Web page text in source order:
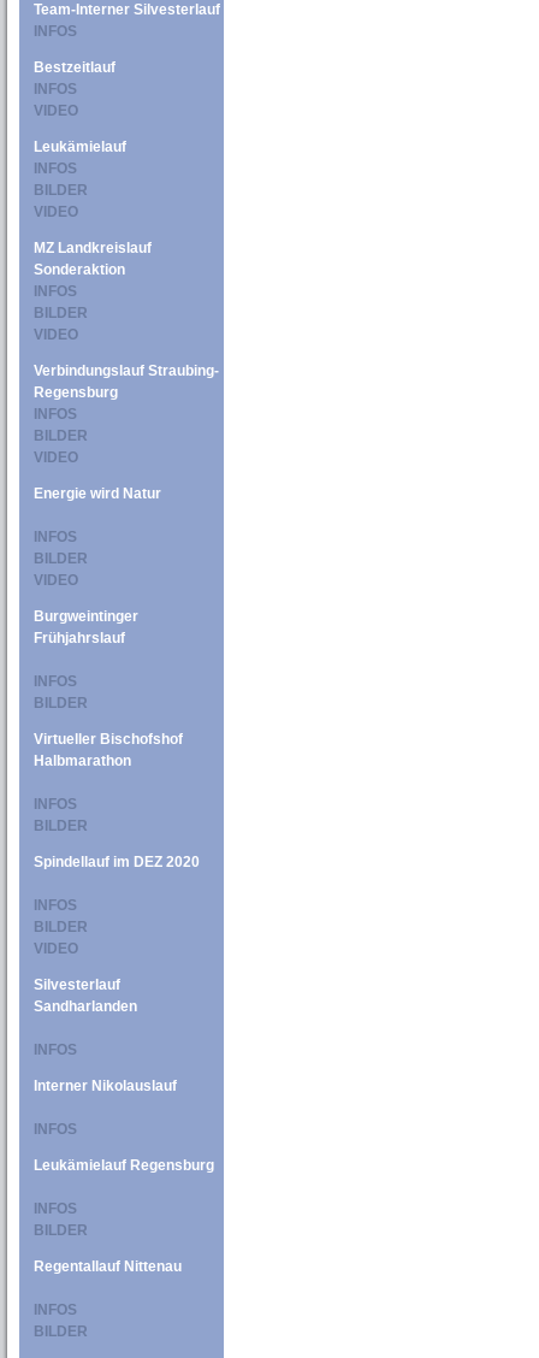
Team-Interner Silvesterlauf
INFOS
Bestzeitlauf
INFOS
VIDEO
Leukämielauf
INFOS
BILDER
VIDEO
MZ Landkreislauf
Sonderaktion
INFOS
BILDER
VIDEO
Verbindungslauf Straubing-
Regensburg
INFOS
BILDER
VIDEO
Energie wird Natur
INFOS
BILDER
VIDEO
Burgweintinger
Frühjahrslauf
INFOS
BILDER
Virtueller Bischofshof
Halbmarathon
INFOS
BILDER
Spindellauf im DEZ 2020
INFOS
BILDER
VIDEO
Silvesterlauf
Sandharlanden
INFOS
Interner Nikolauslauf
INFOS
Leukämielauf Regensburg
INFOS
BILDER
Regentallauf Nittenau
INFOS
BILDER